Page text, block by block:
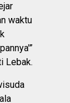
waktu
Lebak.